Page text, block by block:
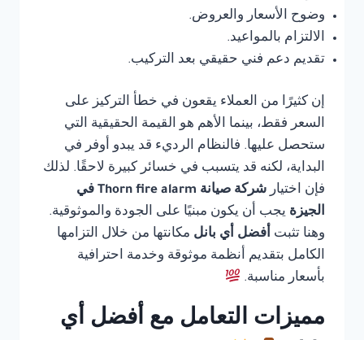
وضوح الأسعار والعروض.
الالتزام بالمواعيد.
تقديم دعم فني حقيقي بعد التركيب.
إن كثيرًا من العملاء يقعون في خطأ التركيز على
السعر فقط، بينما الأهم هو القيمة الحقيقية التي
ستحصل عليها. فالنظام الرديء قد يبدو أوفر في
البداية، لكنه قد يتسبب في خسائر كبيرة لاحقًا. لذلك
فإن اختيار
شركة صيانة Thorn fire alarm في
الجيزة يجب أن يكون مبنيًا على الجودة والموثوقية.
وهنا تثبت أفضل أي بانل مكانتها من خلال التزامها
الكامل بتقديم أنظمة موثوقة وخدمة احترافية
بأسعار مناسبة.
مميزات التعامل مع أفضل أي